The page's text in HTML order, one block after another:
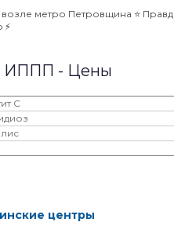
метро Петровщина ⭐️
ИППП - Цены
С
центры